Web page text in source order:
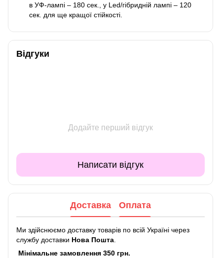
в УФ-лампі – 180 сек., у Led/гібридній лампі – 120
сек. для ще кращої стійкості.
Відгуки
Додайте перший відгук
Написати відгук
Доставка Оплата
Ми здійснюємо доставку товарів по всій Україні через
службу доставки Нова Пошта.
Мінімальне замовлення 350 грн.